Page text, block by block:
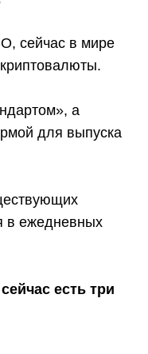
сейчас в мире
а
для выпуска
в ежедневных
есть три